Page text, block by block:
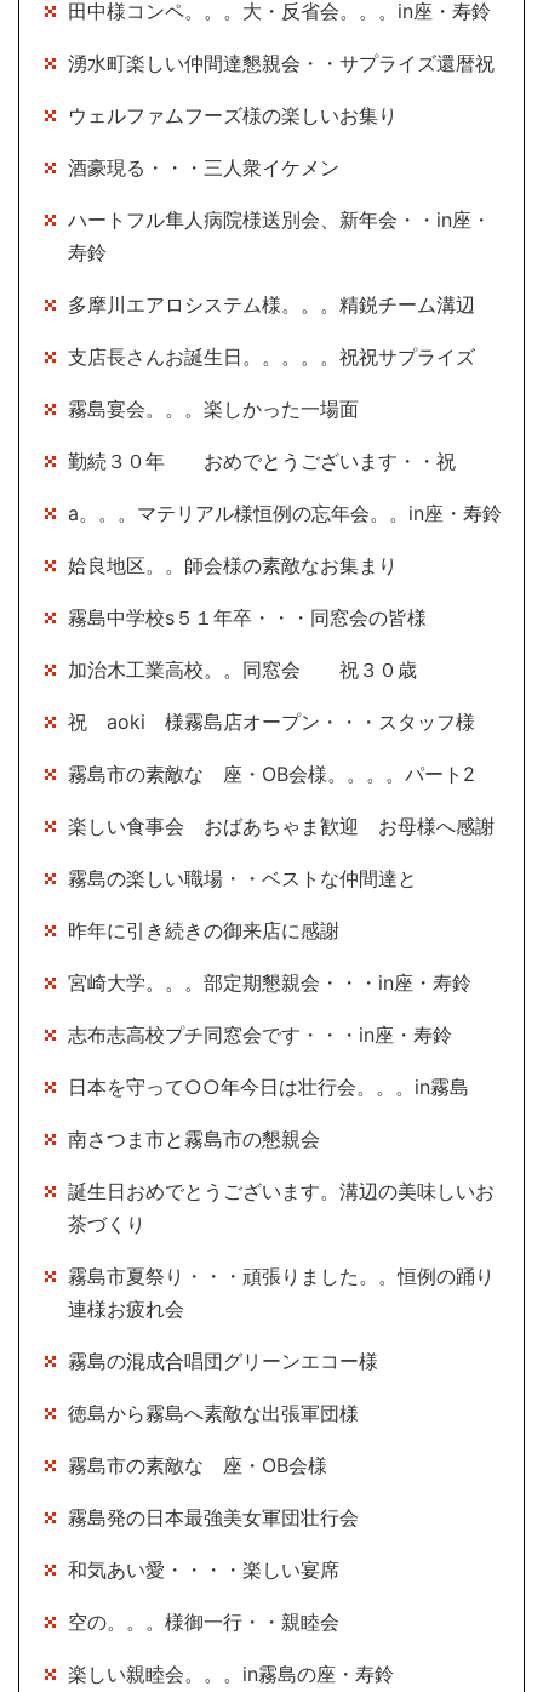
田中様コンペ。。。大・反省会。。。in座・寿鈴
湧水町楽しい仲間達懇親会・・サプライズ還暦祝
ウェルファムフーズ様の楽しいお集り
酒豪現る・・・三人衆イケメン
ハートフル隼人病院様送別会、新年会・・in座・
寿鈴
多摩川エアロシステム様。。。精鋭チーム溝辺
支店長さんお誕生日。。。。。祝祝サプライズ
霧島宴会。。。楽しかった一場面
勤続３０年 おめでとうございます・・祝
a。。。マテリアル様恒例の忘年会。。in座・寿鈴
姶良地区。。師会様の素敵なお集まり
霧島中学校s５１年卒・・・同窓会の皆様
加治木工業高校。。同窓会 祝３０歳
祝 aoki 様霧島店オープン・・・スタッフ様
霧島市の素敵な 座・OB会様。。。。パート2
楽しい食事会 おばあちゃま歓迎 お母様へ感謝
霧島の楽しい職場・・ベストな仲間達と
昨年に引き続きの御来店に感謝
宮崎大学。。。部定期懇親会・・・in座・寿鈴
志布志高校プチ同窓会です・・・in座・寿鈴
日本を守って○○年今日は壮行会。。。in霧島
南さつま市と霧島市の懇親会
誕生日おめでとうございます。溝辺の美味しいお
茶づくり
霧島市夏祭り・・・頑張りました。。恒例の踊り
連様お疲れ会
霧島の混成合唱団グリーンエコー様
徳島から霧島へ素敵な出張軍団様
霧島市の素敵な 座・OB会様
霧島発の日本最強美女軍団壮行会
和気あい愛・・・・楽しい宴席
空の。。。様御一行・・親睦会
楽しい親睦会。。。in霧島の座・寿鈴